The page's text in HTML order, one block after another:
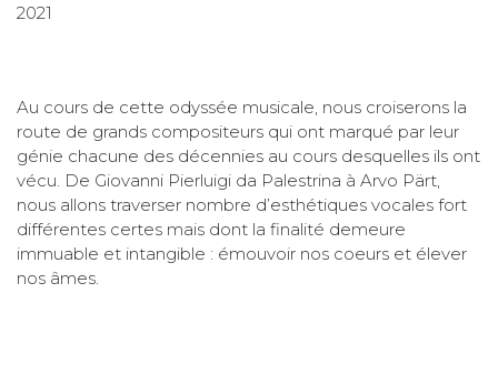
2021
Au cours de cette odyssée musicale, nous croiserons la
route de grands compositeurs qui ont marqué par leur
génie chacune des décennies au cours desquelles ils ont
vécu. De Giovanni Pierluigi da Palestrina à Arvo Pärt,
nous allons traverser nombre d’esthétiques vocales fort
différentes certes mais dont la finalité demeure
immuable et intangible : émouvoir nos coeurs et élever
nos âmes.